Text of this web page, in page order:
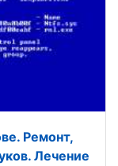
Ремонт,
Лечение